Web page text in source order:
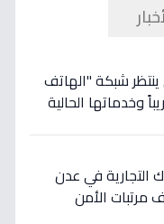
شبكة "الهاتف
وخدماتها الحالية
التجارية في عدن
مرتبات الأمن